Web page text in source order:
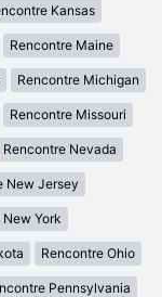
Kansas
Rencontre Maine
Rencontre Michigan
Rencontre Missouri
Rencontre Nevada
New Jersey
York
Rencontre Ohio
Pennsylvania